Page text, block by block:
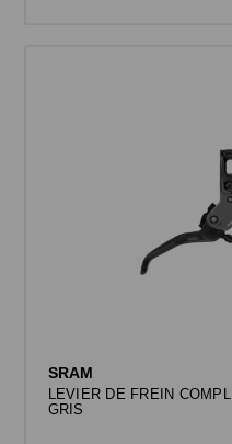
SRAM
LEVIER DE FREIN
GRIS